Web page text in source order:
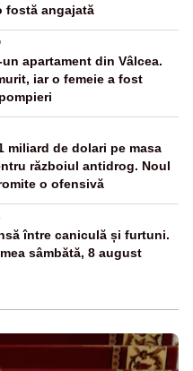
fostă angajată
apartament din Vâlcea.
iar o femeie a fost
miliard de dolari pe masa
războiul antidrog. Noul
o ofensivă
între caniculă și furtuni.
sâmbătă, 8 august